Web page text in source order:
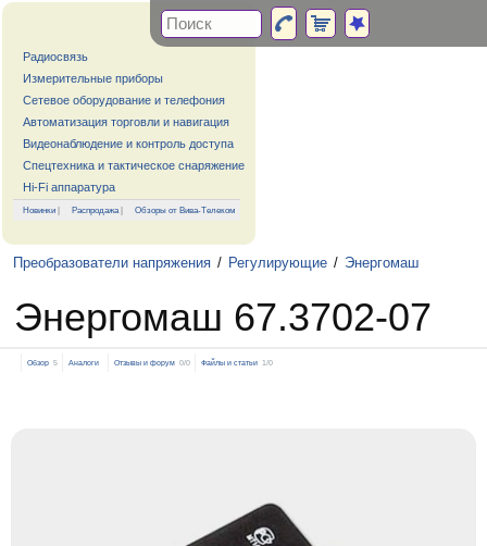
Радиосвязь
Измерительные приборы
Сетевое оборудование и телефония
Автоматизация торговли и навигация
Видеонаблюдение и контроль доступа
Спецтехника и тактическое снаряжение
Hi-Fi аппаратура
Новинки | Распродажа| Обзоры от Вива-Телеком
Преобразователи напряжения / Регулирующие / Энергомаш
Энергомаш 67.3702-07
Обзор 5 Аналоги Отзывы и форум 0/0 Файлы и статьи 1/0